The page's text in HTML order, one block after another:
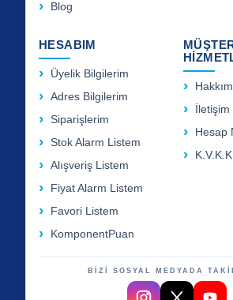
Blog
HESABIM
Üyelik Bilgilerim
Adres Bilgilerim
Siparişlerim
Stok Alarm Listem
Alışveriş Listem
Fiyat Alarm Listem
Favori Listem
KomponentPuan
İletişim
Hesap
BİZİ SOSYAL MEDYADA